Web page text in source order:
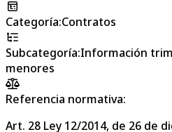
Categoría:Contratos
Subcategoría:Información
menores
Referencia normativa:
Art. 28 Ley 12/2014, de 26 de